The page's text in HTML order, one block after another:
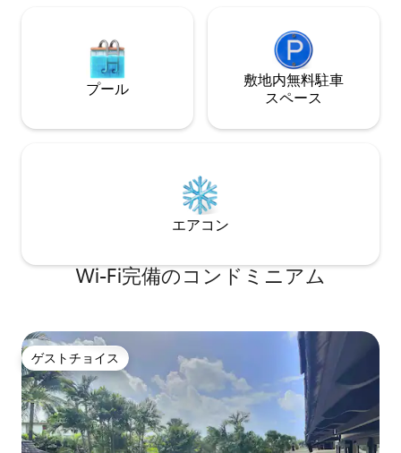
プール
敷地内無料駐⁠車
ス⁠ペ⁠ー⁠ス
エアコン
Wi-Fi完備のコンドミニアム
ゲストチョイス
ゲストチョイス